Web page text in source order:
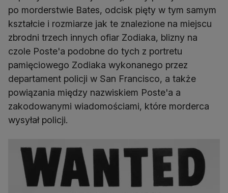
po morderstwie Bates, odcisk pięty w tym samym
kształcie i rozmiarze jak te znalezione na miejscu
zbrodni trzech innych ofiar Zodiaka, blizny na
czole Poste'a podobne do tych z portretu
pamięciowego Zodiaka wykonanego przez
departament policji w San Francisco, a także
powiązania między nazwiskiem Poste'a a
zakodowanymi wiadomościami, które morderca
wysyłał policji.